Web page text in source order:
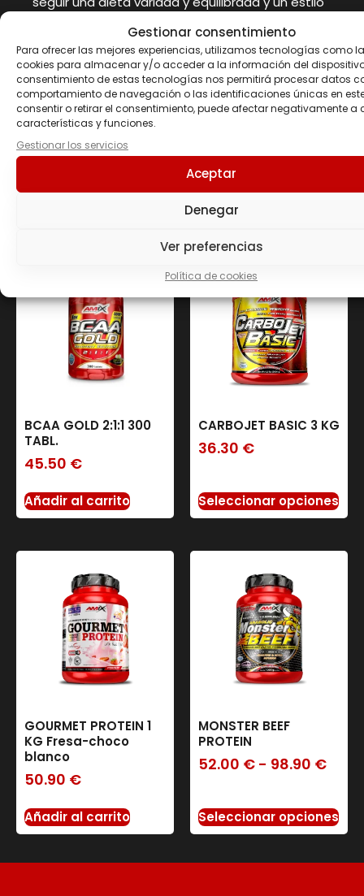
Gestionar consentimiento
Para ofrecer las mejores experiencias, utilizamos tecnologías como
cookies para almacenar y/o acceder a la información del
consentimiento de estas tecnologías nos permitirá procesar datos
comportamiento de navegación o las identificaciones únicas en
consentir o retirar el consentimiento, puede afectar negativamente a
características y funciones.
Gestionar los servicios
Aceptar
Denegar
Ver preferencias
Política de cookies
responsabiliza de los daños causados por uso,
conservación o almacenamiento inapropiado
por parte del consumidor. Lote y consumir
preferentemente antes del fin de: Ver impreso.
Productos
relacionados
BCAA GOLD 2:1:1 300
TABL.
45.50 €
Añadir al carrito
CARBOJET BASIC 3 KG
36.30 €
Seleccionar opciones
GOURMET PROTEIN 1
KG Fresa-choco
blanco
50.90 €
Añadir al carrito
MONSTER BEEF
PROTEIN
52.00 € - 98.90 €
Seleccionar opciones